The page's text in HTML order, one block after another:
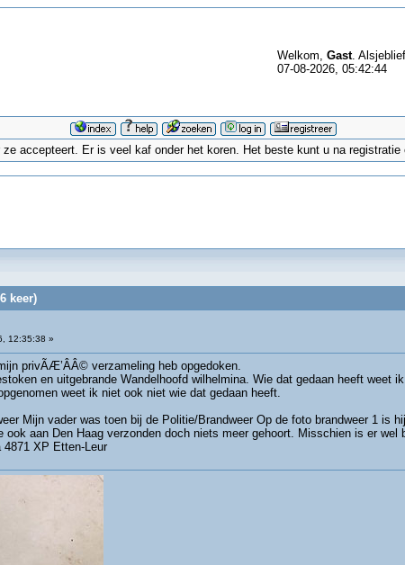
Welkom, Gast.
07-08-2026, 05:42:44
accepteert. Er is veel kaf onder het koren. Het beste kunt u na
keer)
12:35:38 »
privÃÆ’ÂÂ© verzameling heb opgedoken.
en uitgebrande Wandelhoofd wilhelmina. Wie dat gedaan heeft
weet ik niet ook niet wie dat gedaan heeft.
Mijn vader was toen bij de Politie/Brandweer Op de foto brandweer 1 is
aan Den Haag verzonden doch niets meer gehoort. Misschien is er
4871 XP Etten-Leur